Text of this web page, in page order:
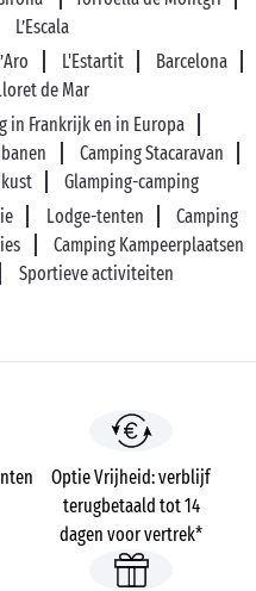
L’Escala
L'Estartit
Barcelona
de Mar
in Frankrijk en in Europa
Camping Stacaravan
Glamping-camping
Lodge-tenten
Camping
Camping Kampeerplaatsen
Sportieve activiteiten
Optie Vrijheid: verblijf
terugbetaald tot 14
dagen voor vertrek*